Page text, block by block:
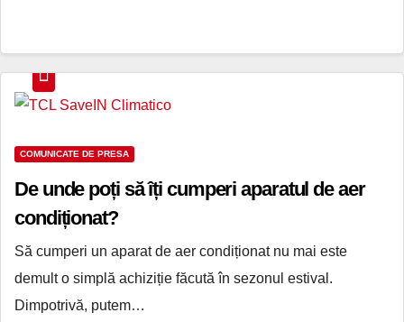
COMUNICATE DE PRESA
De unde poți să îți cumperi aparatul de aer
condiționat?
Să cumperi un aparat de aer condiționat nu mai este
demult o simplă achiziție făcută în sezonul estival.
Dimpotrivă, putem…